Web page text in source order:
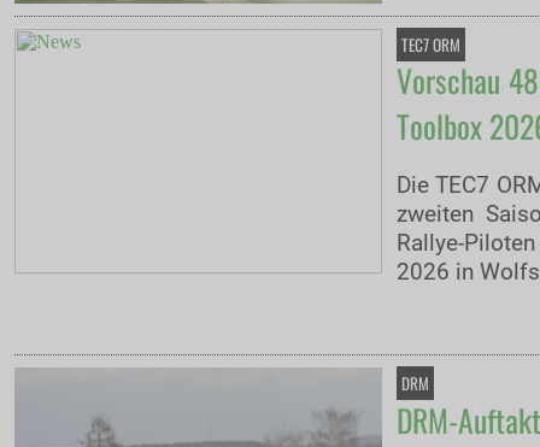
TEC7 ORM
Vorschau
Toolbox
Die TEC7
zweiten
Rallye-
2026 in
DRM
DRM-